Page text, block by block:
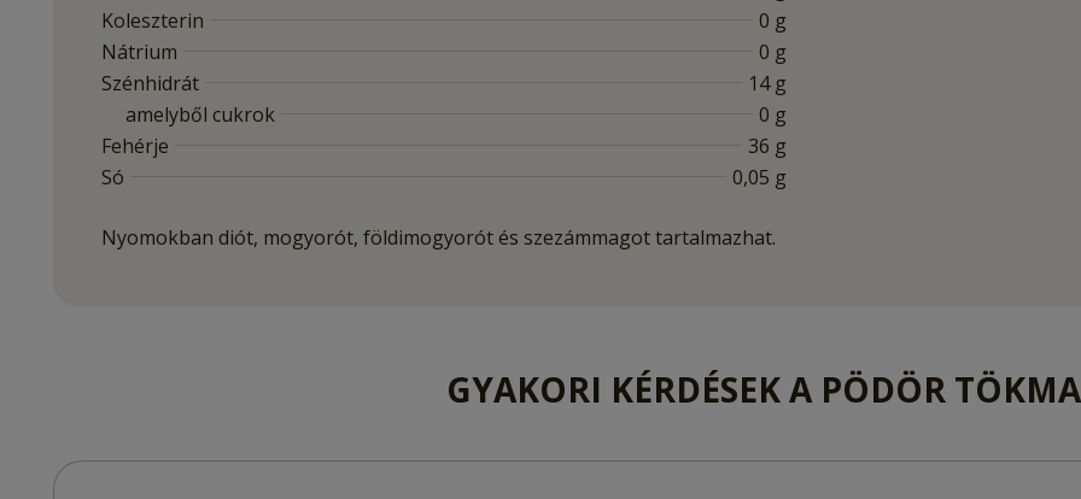
Koleszterin
0 g
Nátrium
0 g
Szénhidrát
14 g
amelyből cukrok
0 g
Fehérje
36 g
Só
0,05 g
Nyomokban diót, mogyorót, földimogyorót és szezámmagot tartalmazhat.
GYAKORI KÉRDÉSEK A PÖDÖR